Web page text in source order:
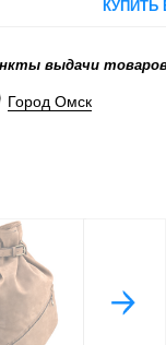
КУПИТЬ
выдачи
Город Омск